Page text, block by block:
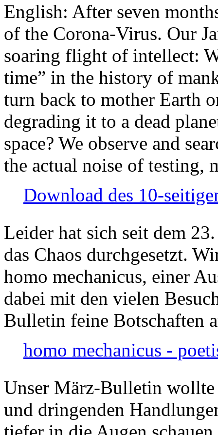
English: After seven
of the Corona-Virus. Our
soaring flight of intellect:
time” in the history of
turn back to mother Earth
degrading it to a dead
space? We observe and
the actual noise of testing,
Download des 10-
Leider hat sich seit dem
das Chaos durchgesetzt.
homo mechanicus, einer
dabei mit den vielen
Bulletin feine Botschaften
homo mechanicus -
Unser März-Bulletin
und dringenden